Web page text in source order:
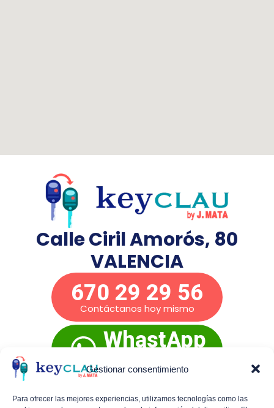
Gestionar consentimiento
Para ofrecer las mejores experiencias, utilizamos tecnologías como las
Calle Ciril Amorós, 80
VALENCIA
670 29 29 56
Contáctanos hoy mismo
WhastApp
inmediato